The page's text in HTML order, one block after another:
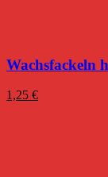
Wachsfackeln
1,25 €